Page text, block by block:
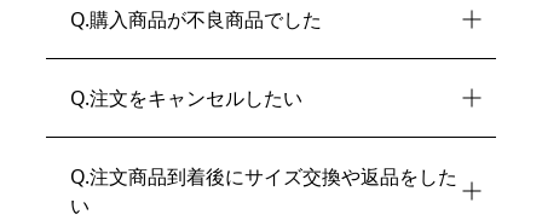
Q.購入商品が不良商品でした
Q.注文をキャンセルしたい
Q.注文商品到着後にサイズ交換や返品をした
い